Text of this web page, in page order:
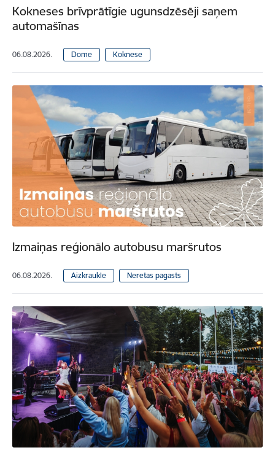
Kokneses brīvprātīgie ugunsdzēsēji saņem
automašīnas
06.08.2026. Dome Koknese
Izmaiņas reģionālo autobusu maršrutos
06.08.2026. Aizkraukle Neretas pagasts